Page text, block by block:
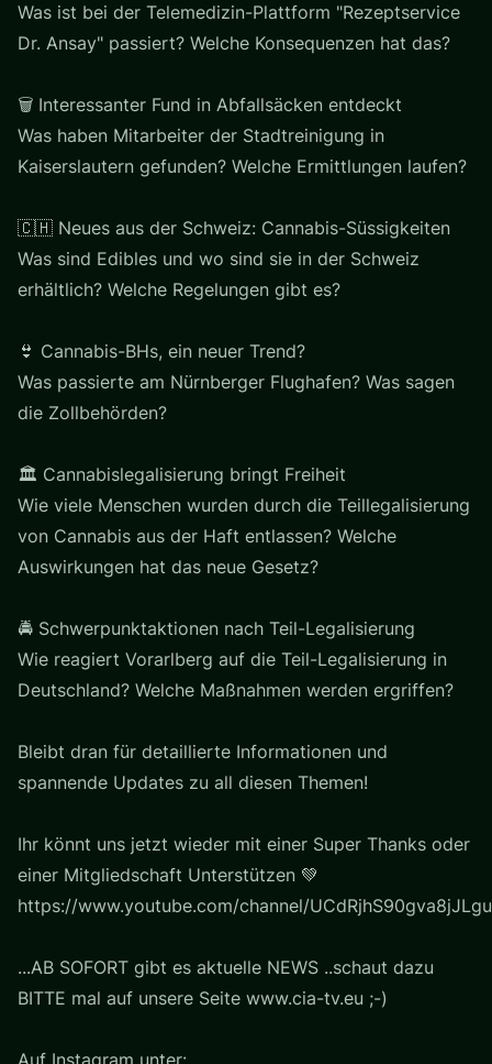
Was ist bei der Telemedizin-Plattform "Rezeptservice
Dr. Ansay" passiert? Welche Konsequenzen hat das?
🗑️ Interessanter Fund in Abfallsäcken entdeckt
Was haben Mitarbeiter der Stadtreinigung in
Kaiserslautern gefunden? Welche Ermittlungen laufen?
🇨🇭 Neues aus der Schweiz: Cannabis-Süssigkeiten
Was sind Edibles und wo sind sie in der Schweiz
erhältlich? Welche Regelungen gibt es?
👙 Cannabis-BHs, ein neuer Trend?
Was passierte am Nürnberger Flughafen? Was sagen
die Zollbehörden?
🏛️ Cannabislegalisierung bringt Freiheit
Wie viele Menschen wurden durch die Teillegalisierung
von Cannabis aus der Haft entlassen? Welche
Auswirkungen hat das neue Gesetz?
🚔 Schwerpunktaktionen nach Teil-Legalisierung
Wie reagiert Vorarlberg auf die Teil-Legalisierung in
Deutschland? Welche Maßnahmen werden ergriffen?
Bleibt dran für detaillierte Informationen und
spannende Updates zu all diesen Themen!
Ihr könnt uns jetzt wieder mit einer Super Thanks oder
einer Mitgliedschaft Unterstützen 💚
https://www.youtube.com/channel/
...AB SOFORT gibt es aktuelle NEWS ..schaut dazu
BITTE mal auf unsere Seite www.cia-tv.eu ;-)